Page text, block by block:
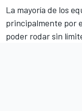
La mayoría de los
principalmente por
poder rodar sin